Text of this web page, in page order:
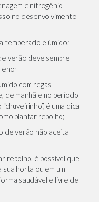
e nitrogênio
no desenvolvimento
temperado e úmido;
verão deve sempre
com regas
de manhã e no período
é uma dica
plantar repolho;
de verão não aceita
repolho, é possível que
horta ou em um
saudável e livre de